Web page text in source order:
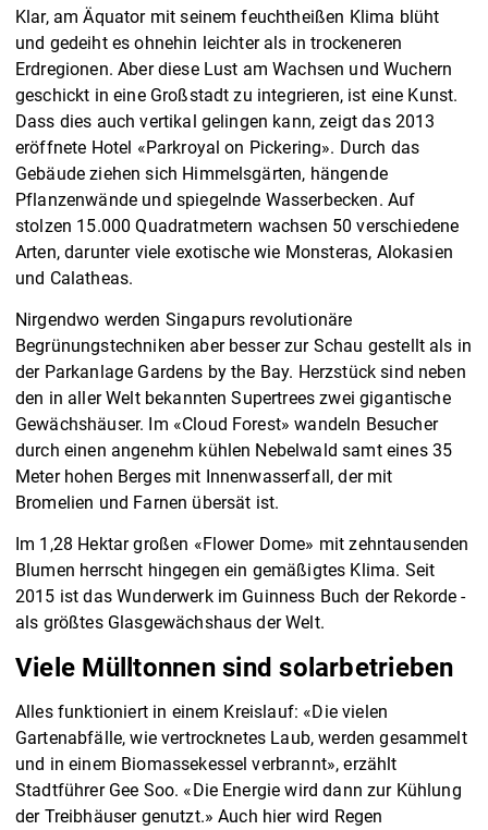
Klar, am Äquator mit seinem feuchtheißen Klima blüht
und gedeiht es ohnehin leichter als in trockeneren
Erdregionen. Aber diese Lust am Wachsen und Wuchern
geschickt in eine Großstadt zu integrieren, ist eine Kunst.
Dass dies auch vertikal gelingen kann, zeigt das 2013
eröffnete Hotel «Parkroyal on Pickering». Durch das
Gebäude ziehen sich Himmelsgärten, hängende
Pflanzenwände und spiegelnde Wasserbecken. Auf
stolzen 15.000 Quadratmetern wachsen 50 verschiedene
Arten, darunter viele exotische wie Monsteras, Alokasien
und Calatheas.
Nirgendwo werden Singapurs revolutionäre
Begrünungstechniken aber besser zur Schau gestellt als in
der Parkanlage Gardens by the Bay. Herzstück sind neben
den in aller Welt bekannten Supertrees zwei gigantische
Gewächshäuser. Im «Cloud Forest» wandeln Besucher
durch einen angenehm kühlen Nebelwald samt eines 35
Meter hohen Berges mit Innenwasserfall, der mit
Bromelien und Farnen übersät ist.
Im 1,28 Hektar großen «Flower Dome» mit zehntausenden
Blumen herrscht hingegen ein gemäßigtes Klima. Seit
2015 ist das Wunderwerk im Guinness Buch der Rekorde -
als größtes Glasgewächshaus der Welt.
Viele Mülltonnen sind solarbetrieben
Alles funktioniert in einem Kreislauf: «Die vielen
Gartenabfälle, wie vertrocknetes Laub, werden gesammelt
und in einem Biomassekessel verbrannt», erzählt
Stadtführer Gee Soo. «Die Energie wird dann zur Kühlung
der Treibhäuser genutzt.» Auch hier wird Regen